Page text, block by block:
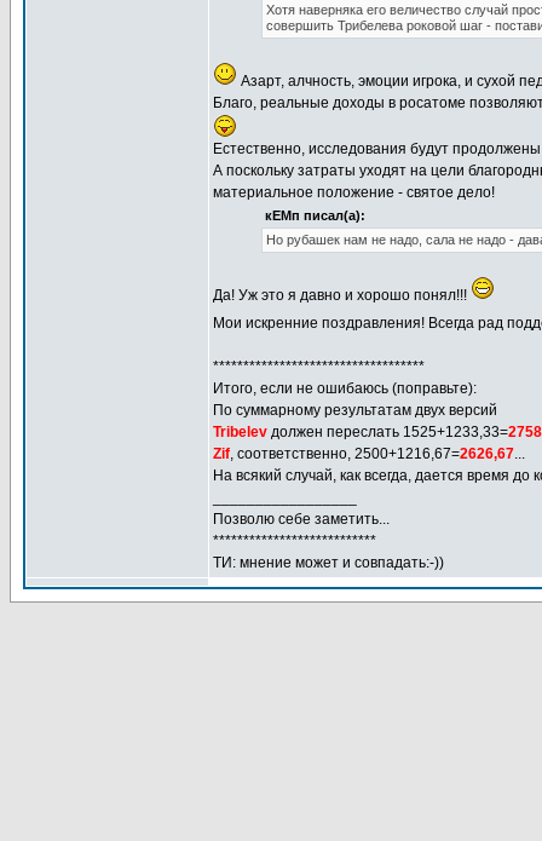
Хотя наверняка его величество случай
совершить Трибелева роковой шаг -
Азарт, алчность, эмоции игрока, и сухой
Благо, реальные доходы в росатоме
Естественно, исследования будут
А поскольку затраты уходят на цели
материальное положение - святое дело!
кЕМп писал(а):
Но рубашек нам не надо, сала не надо -
Да! Уж это я давно и хорошо понял!!!
Мои искренние поздравления! Всегда рад
***********************************
Итого, если не ошибаюсь (поправьте):
По суммарному результатам двух версий
Tribelev должен переслать 1525+1233,33=
Zif, соответственно, 2500+1216,67=2626,67...
На всякий случай, как всегда, дается время
Позволю себе заметить...
***************************
ТИ: мнение может и совпадать:-))